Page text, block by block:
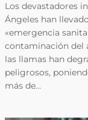
Los devastadores
Ángeles han
«emergencia
contaminación del
las llamas han
peligrosos,
más de…